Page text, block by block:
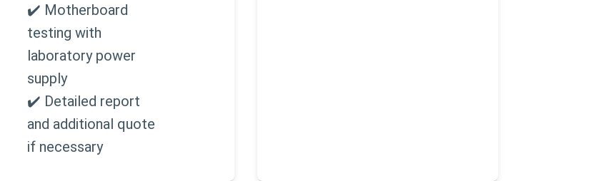
✔️ Motherboard
testing with
laboratory power
supply
✔️ Detailed report
and additional quote
if necessary